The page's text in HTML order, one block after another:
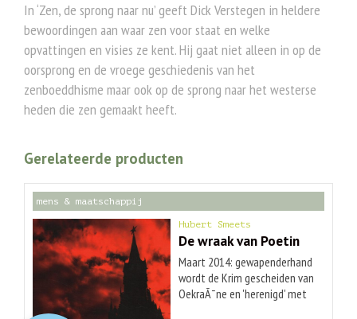
In ‘Zen, de sprong naar nu’ geeft Dick Verstegen in heldere
bewoordingen aan waar zen voor staat en welke
opvattingen en visies ze kent. Hij gaat niet alleen in op de
oorsprong en de vroege geschiedenis van het
zenboeddhisme maar ook op de sprong naar het westerse
heden die zen gemaakt heeft.
Gerelateerde producten
mens & maatschappij
Hubert Smeets
De wraak van Poetin
Maart 2014: gewapenderhand
wordt de Krim gescheiden van
OekraÃ¯ne en 'herenigd' met